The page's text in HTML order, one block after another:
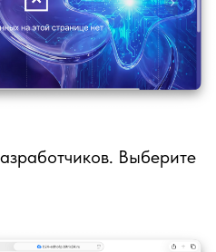
Выберите